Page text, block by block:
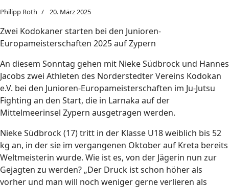
Philipp Roth 20. März 2025
Zwei Kodokaner starten bei den Junioren-
Europameisterschaften 2025 auf Zypern
An diesem Sonntag gehen mit Nieke Südbrock und Hannes
Jacobs zwei Athleten des Norderstedter Vereins Kodokan
e.V. bei den Junioren-Europameisterschaften im Ju-Jutsu
Fighting an den Start, die in Larnaka auf der
Mittelmeerinsel Zypern ausgetragen werden.
Nieke Südbrock (17) tritt in der Klasse U18 weiblich bis 52
kg an, in der sie im vergangenen Oktober auf Kreta bereits
Weltmeisterin wurde. Wie ist es, von der Jägerin nun zur
Gejagten zu werden? „Der Druck ist schon höher als
vorher und man will noch weniger gerne verlieren als